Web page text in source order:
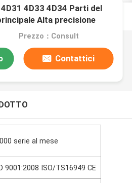
4D33 4D34 Parti del
Alta precisione
Prezzo：Consult
Contattici
serie al mese
9001:2008 ISO/TS16949 CE